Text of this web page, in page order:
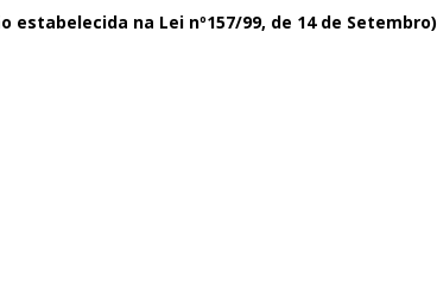
na Lei nº157/99, de 14 de Setembro)